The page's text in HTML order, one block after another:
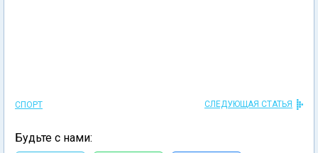
СПОРТ СЛЕДУЮЩАЯ СТАТЬЯ
Будьте с нами: